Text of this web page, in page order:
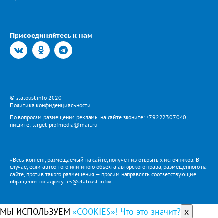
Присоединяйтесь к нам
© zlatoust.info 2020
Политика конфиденциальности
По вопросам размещения рекламы на сайте звоните: +79222307040,
пишите: target-profmedia@mail.ru
«Весь контент, размещаемый на сайте, получен из открытых источников. В
случае, если автор того или иного объекта авторского права, размещенного на
сайте, против такого размещения — просим направлять соответствующие
обращения по адресу: es@zlatoust.info»
МЫ ИСПОЛЬЗУЕМ «COOKIES»! Что это значит? x